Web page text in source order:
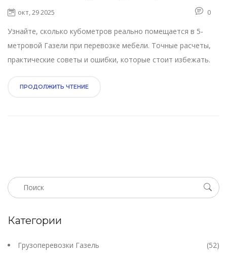
мебели
окт, 29 2025 0
Узнайте, сколько кубометров реально помещается в 5-
метровой Газели при перевозке мебели. Точные расчеты,
практические советы и ошибки, которые стоит избежать.
ПРОДОЛЖИТЬ ЧТЕНИЕ
Категории
Грузоперевозки Газель (52)